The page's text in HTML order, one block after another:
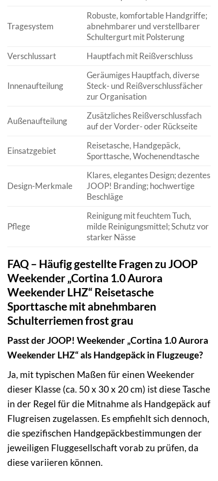
Tragesystem
Robuste, komfortable Handgriffe;
abnehmbarer und verstellbarer
Schultergurt mit Polsterung
Verschlussart
Hauptfach mit Reißverschluss
Innenaufteilung
Geräumiges Hauptfach, diverse
Steck- und Reißverschlussfächer
zur Organisation
Außenaufteilung
Zusätzliches Reißverschlussfach
auf der Vorder- oder Rückseite
Einsatzgebiet
Reisetasche, Handgepäck,
Sporttasche, Wochenendtasche
Design-Merkmale
Klares, elegantes Design; dezentes
JOOP! Branding; hochwertige
Beschläge
Pflege
Reinigung mit feuchtem Tuch,
milde Reinigungsmittel; Schutz vor
starker Nässe
FAQ – Häufig gestellte Fragen zu JOOP
Weekender „Cortina 1.0 Aurora
Weekender LHZ“ Reisetasche
Sporttasche mit abnehmbaren
Schulterriemen frost grau
Passt der JOOP! Weekender „Cortina 1.0 Aurora
Weekender LHZ“ als Handgepäck in Flugzeuge?
Ja, mit typischen Maßen für einen Weekender
dieser Klasse (ca. 50 x 30 x 20 cm) ist diese Tasche
in der Regel für die Mitnahme als Handgepäck auf
Flugreisen zugelassen. Es empfiehlt sich dennoch,
die spezifischen Handgepäckbestimmungen der
jeweiligen Fluggesellschaft vorab zu prüfen, da
diese variieren können.